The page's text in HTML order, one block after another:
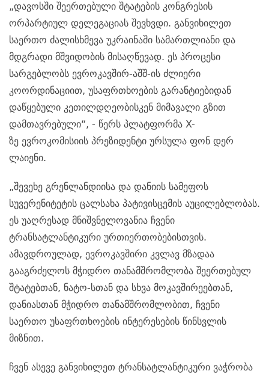
„დავოსში შეერთებული შტატების კონგრესის
ორპარტიულ დელეგაციას შევხვდი. განვიხილეთ
საერთო ძალისხმევა უკრაინაში სამართლიანი და
მდგრადი მშვიდობის მისაღწევად. ეს პროცესი
სარგებლობს ევროკავშირ-აშშ-ის ძლიერი
კოორდინაციით, უსაფრთხოების გარანტიებიდან
დაწყებული კეთილდღეობისკენ მიმავალი გზით
დამთავრებული“, - წერს პლატფორმა X-
ზე ევროკომისიის პრეზიდენტი ურსულა ფონ დერ
ლაიენი.
„შევეხე გრენლანდიისა და დანიის სამეფოს
სუვერენიტეტის ცალსახა პატივისცემის აუცილებლობას.
ეს უაღრესად მნიშვნელოვანია ჩვენი
ტრანსატლანტიკური ურთიერთობებისთვის.
ამავდროულად, ევროკავშირი კვლავ მზადაა
გააგრძელოს მჭიდრო თანამშრომლობა შეერთებულ
შტატებთან, ნატო-სთან და სხვა მოკავშირეებთან,
დანიასთან მჭიდრო თანამშრომლობით, ჩვენი
საერთო უსაფრთხოების ინტერესების წინსვლის
მიზნით.
ჩვენ ასევე განვიხილეთ ტრანსატლანტიკური ვაჭრობა